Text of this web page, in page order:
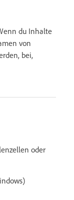
du Inhalte
von
bei,
oder